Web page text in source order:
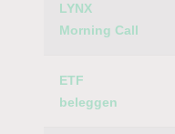
LYNX
Morning Call
ETF
beleggen